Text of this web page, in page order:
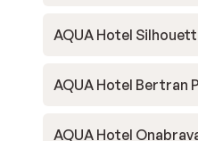
AQUA Hotel
AQUA Hotel Bertran
AQUA Hotel